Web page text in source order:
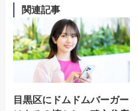
関連記事
目黒区にドムドムバーガー